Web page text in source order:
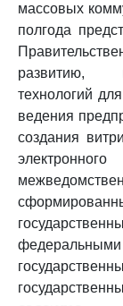
массовых
полгода
развитию,
технологий
ведения
создания